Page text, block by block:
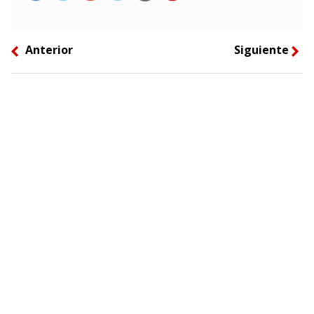
left Anterior Siguiente right